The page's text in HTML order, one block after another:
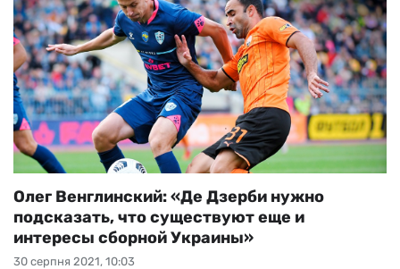
30 серпня 2021, 10:03
Олег Венглинский: «Де Дзерби нужно
подсказать, что существуют еще и
интересы сборной Украины»